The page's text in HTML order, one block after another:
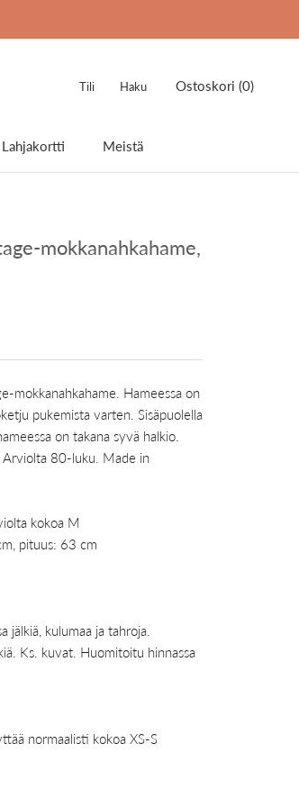
Lahjakortti
Meistä
Tili Haku Ostoskori (0)
mokkanahkahame,
mokkanahkahame. Hameessa on
pukemista varten. Sisäpuolella
on takana syvä halkio.
Arviolta 80-luku. Made in
kokoa M
pituus: 63 cm
jälkiä, kulumaa ja tahroja.
Ks. kuvat. Huomitoitu hinnassa
normaalisti kokoa XS-S